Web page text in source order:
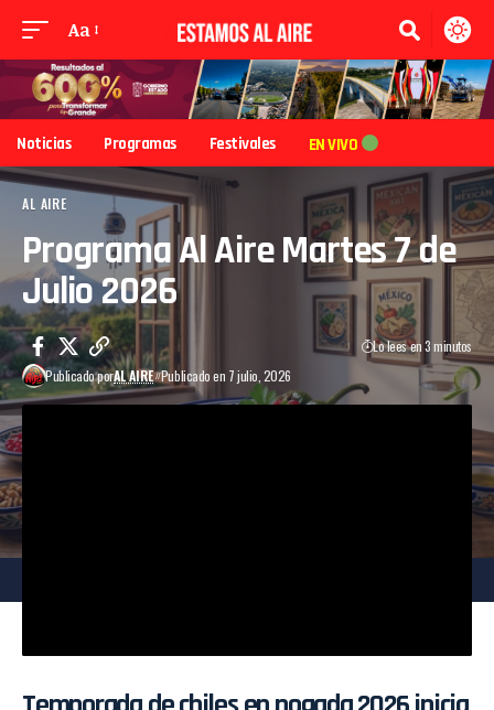
Aa
Noticias Programas Festivales EN VIVO
AL AIRE
Programa Al Aire Martes 7 de
Julio 2026
Publicado porAL AIRE Publicado en 7 julio, 2026
Lo lees en 3 minutos